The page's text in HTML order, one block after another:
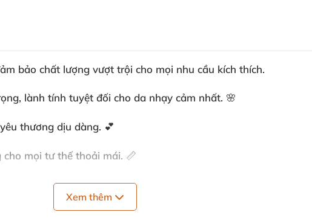
bảo chất lượng vượt trội cho mọi nhu cầu kích thích.
lành tính tuyệt đối cho da nhạy cảm nhất. 🌸
thương dịu dàng. 💕
mọi tư thế thoải mái. 📏
hề gò bó. ⚖️
đầy đặn, chắc chắn. 🏋️
Xem thêm